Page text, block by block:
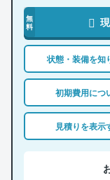
無
料
状態・装備を知
初期費用につ
見積りを表示